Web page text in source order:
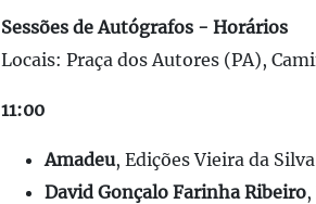
Sessões de Autógrafos - Horários
Locais: Praça dos Autores (PA),
11:00
Amadeu, Edições Vieira da
David Gonçalo Farinha Ribeiro